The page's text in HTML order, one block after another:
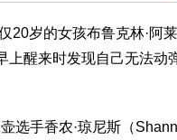
20岁的女孩布鲁克林·阿
上醒来时发现自己无法动
选手香农·琼尼斯（